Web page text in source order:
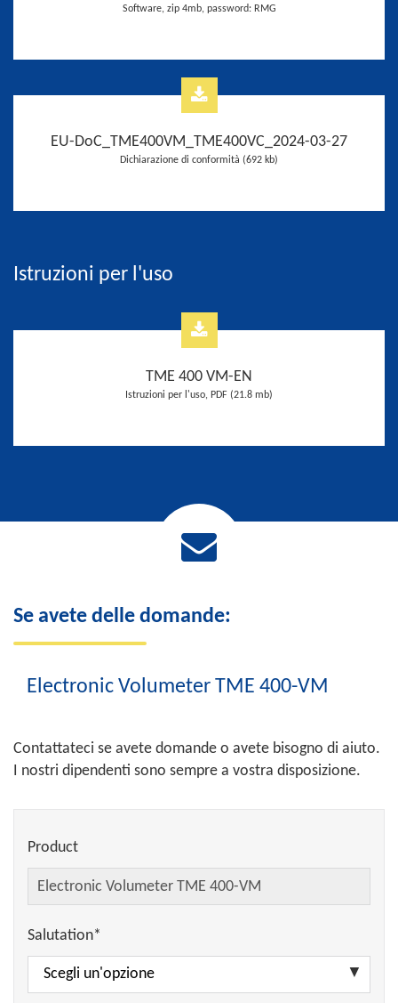
Software, zip 4mb, password: RMG
EU-DoC_TME400VM_TME400VC_2024-03-27
Dichiarazione di conformità (692 kb)
Istruzioni per l'uso
TME 400 VM-EN
Istruzioni per l'uso, PDF (21.8 mb)
Se avete delle domande:
Electronic Volumeter TME 400-VM
Contattateci se avete domande o avete bisogno di aiuto.
I nostri dipendenti sono sempre a vostra disposizione.
Product
Salutation*